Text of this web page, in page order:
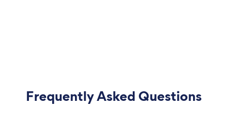
Frequently Asked Questions